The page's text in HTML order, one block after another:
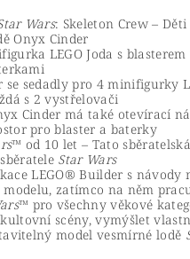
Wars: Skeleton Crew –
Onyx Cinder
LEGO Joda s
sedadly pro 4 minifigurky
s 2 vystřelovači
Cinder má také otevírací
pro blaster a baterky
™ od 10 let – Tato
Star Wars
LEGO® Builder s návody
zatímco na něm
™ pro všechny věkové
scény, vymýšlet
model vesmírné lodě